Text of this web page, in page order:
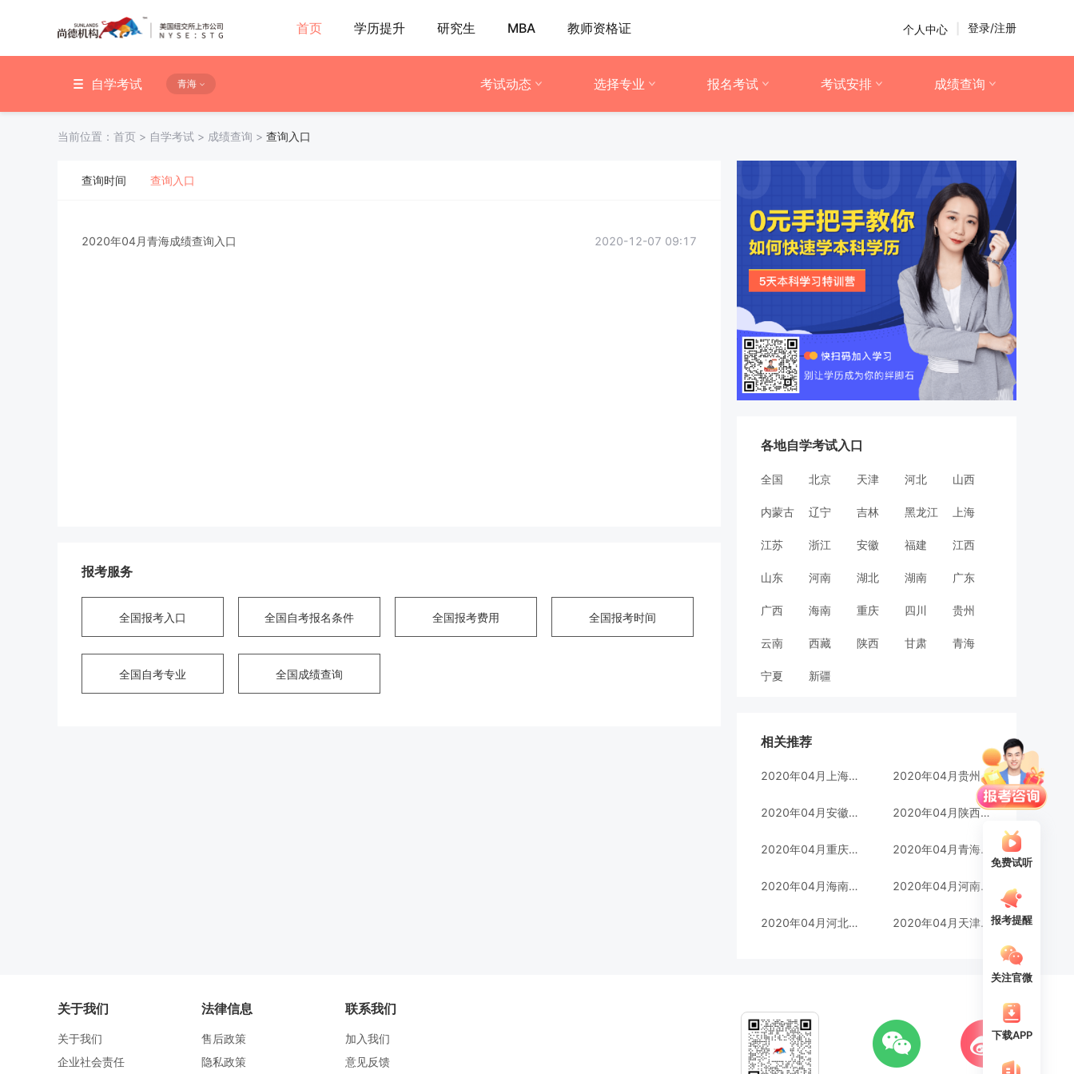
首页 学历提升 研究生 MBA 教师资格证 个人中心 登录/注册
自学考试 青海 考试动态 选择专业 报名考试 考试安排 成绩查询
当前位置： 首页 > 自学考试 > 成绩查询 > 查询入口
查询时间 查询入口
2020年04月青海成绩查询入口 2020-12-07 09:17
报考服务
全国报考入口 全国自考报名条件 全国报考费用 全国报考时间
全国自考专业 全国成绩查询
各地自学考试入口
全国 北京 天津 河北 山西
内蒙古 辽宁 吉林 黑龙江 上海
江苏 浙江 安徽 福建 江西
山东 河南 湖北 湖南 广东
广西 海南 重庆 四川 贵州
云南 西藏 陕西 甘肃 青海
宁夏 新疆
相关推荐
2020年04月上海成绩查询入口 2020年04月贵州成绩查询入口
2020年04月安徽成绩查询入口 2020年04月陕西成绩查询入口
2020年04月重庆成绩查询入口 2020年04月青海成绩查询入口
2020年04月海南成绩查询入口 2020年04月河南成绩查询入口
2020年04月河北成绩查询入口 2020年04月天津成绩查询入口
关于我们
关于我们
企业社会责任
法律信息
售后政策
隐私政策
联系我们
加入我们
意见反馈
免费试听
报考提醒
关注官微
下载APP